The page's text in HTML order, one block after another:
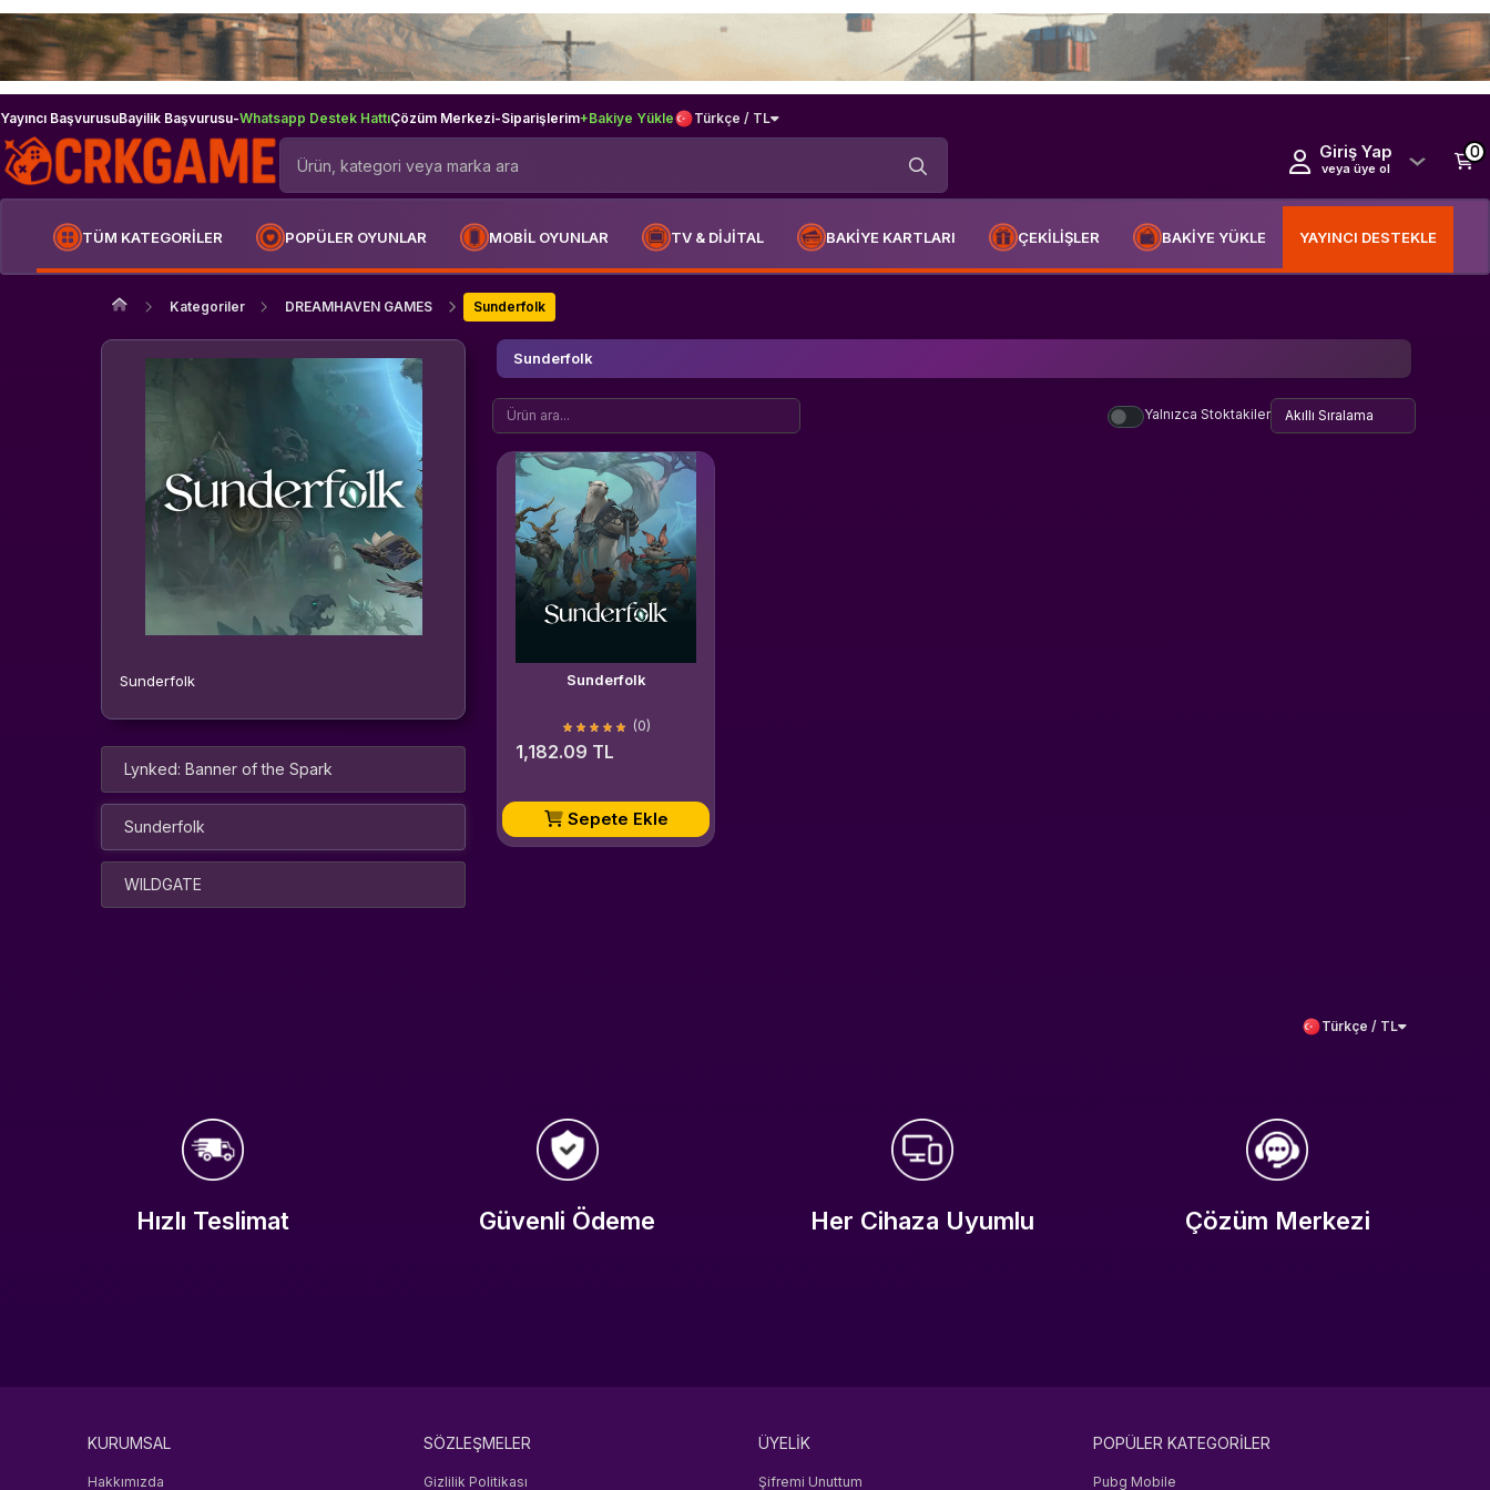
Yayıncı BaşvurusuBayilik Başvurusu-Whatsapp Destek HattıÇözüm Merkezi-Siparişlerim+Bakiye Yükle Türkçe / TL
Giriş Yap
veya üye ol
0
TÜM KATEGORİLER POPÜLER OYUNLAR MOBİL OYUNLAR TV & DİJİTAL BAKİYE KARTLARI ÇEKİLİŞLER BAKİYE YÜKLE YAYINCI DESTEKLE
Kategoriler DREAMHAVEN GAMES Sunderfolk
Sunderfolk
Lynked: Banner of the Spark
Sunderfolk
WILDGATE
Sunderfolk
Yalnızca Stoktakiler
Sunderfolk
(0)
1,182.09 TL
Sepete Ekle
Türkçe / TL
Hızlı Teslimat Güvenli Ödeme Her Cihaza Uyumlu Çözüm Merkezi
KURUMSAL
Hakkımızda
SÖZLEŞMELER
Gizlilik Politikası
ÜYELİK
Şifremi Unuttum
POPÜLER KATEGORİLER
Pubg Mobile